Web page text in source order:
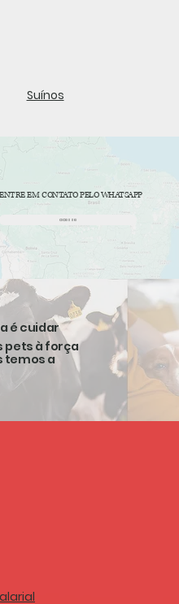
Suínos
ENTRE EM CONTATO PELO WHATSAPP
acesse
é cuidar
pets à força
temos a